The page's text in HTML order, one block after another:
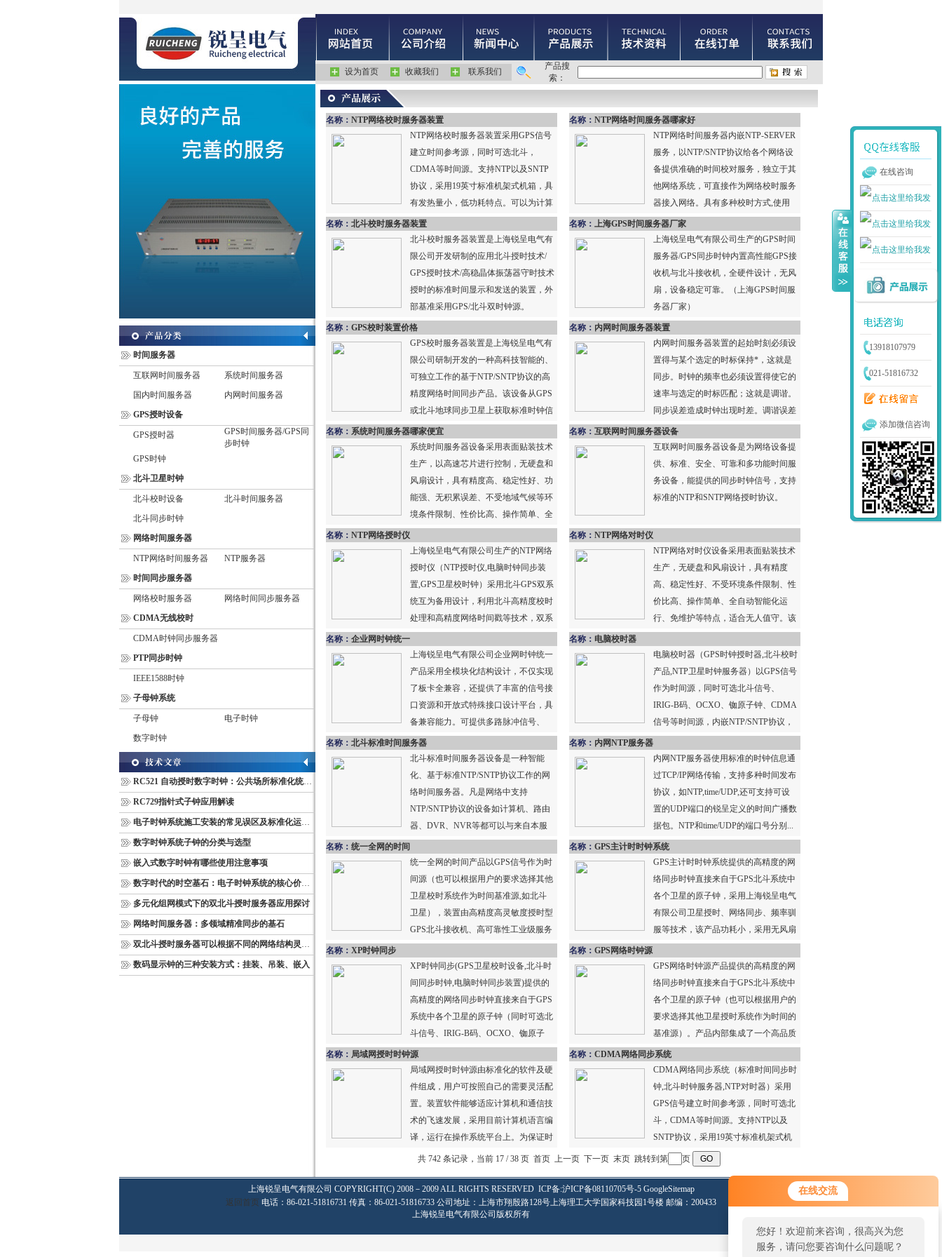
在线交流
您好！欢迎前来咨询，很高兴为您
服务，请问您要咨询什么问题呢？
设为首页 收藏我们 联系我们
产品搜
索：
时间服务器
互联网时间服务器
系统时间服务器
国内时间服务器
内网时间服务器
GPS授时设备
GPS授时器
GPS时间服务器/GPS同
步时钟
GPS时钟
北斗卫星时钟
北斗校时设备
北斗时间服务器
北斗同步时钟
网络时间服务器
NTP网络时间服务器
NTP服务器
时间同步服务器
网络校时服务器
网络时间同步服务器
CDMA无线校时
CDMA时钟同步服务器
PTP同步时钟
IEEE1588时钟
子母钟系统
子母钟
电子时钟
数字时钟
RC521 自动授时数字时钟：公共场所标准化统一计时终端
RC729指针式子钟应用解读
电子时钟系统施工安装的常见误区及标准化运维管理规范
数字时钟系统子钟的分类与选型
嵌入式数字时钟有哪些使用注意事项
数字时代的时空基石：电子时钟系统的核心价值与多维意义
多元化组网模式下的双北斗授时服务器应用探讨
网络时间服务器：多领域精准同步的基石
双北斗授时服务器可以根据不同的网络结构灵活部署
数码显示钟的三种安装方式：挂装、吊装、嵌入
名称： NTP网络校时服务器装置
NTP网络校时服务器装置采用GPS信号
建立时间参考源，同时可选北斗，
CDMA等时间源。支持NTP以及SNTP
协议，采用19英寸标准机架式机箱，具
有发热量小，低功耗特点。可以为计算
机网络、计算机应用系统...
名称： NTP网络时间服务器哪家好
NTP网络时间服务器内嵌NTP-SERVER
服务，以NTP/SNTP协议给各个网络设
备提供准确的时间校对服务，独立于其
他网络系统，可直接作为网络校时服务
器接入网络。具有多种校时方式,使用
方便。（NTP...
名称： 北斗校时服务器装置
北斗校时服务器装置是上海锐呈电气有
限公司开发研制的应用北斗授时技术/
GPS授时技术/高稳晶体振荡器守时技术
授时的标准时间显示和发送的装置，外
部基准采用GPS/北斗双时钟源。
名称： 上海GPS时间服务器厂家
上海锐呈电气有限公司生产的GPS时间
服务器/GPS同步时钟内置高性能GPS接
收机与北斗接收机，全硬件设计，无风
扇，设备稳定可靠。（上海GPS时间服
务器厂家）
名称： GPS校时装置价格
GPS校时服务器装置是上海锐呈电气有
限公司研制开发的一种高科技智能的、
可独立工作的基于NTP/SNTP协议的高
精度网络时间同步产品。该设备从GPS
或北斗地球同步卫星上获取标准时钟信
号信息，将这些标准时...
名称： 内网时间服务器装置
内网时间服务器装置的起始时刻必须设
置得与某个选定的时标保持*，这就是
同步。时钟的频率也必须设置得使它的
速率与选定的时标匹配；这就是调谐。
同步误差造成时钟出现时差。调谐误差
使得时钟出现的时间误差随着时问...
名称： 系统时间服务器哪家便宜
系统时间服务器设备采用表面贴装技术
生产，以高速芯片进行控制，无硬盘和
风扇设计，具有精度高、稳定性好、功
能强、无积累误差、不受地域气候等环
境条件限制、性价比高、操作简单、全
自动智能化运行、免维护等特点，...
名称： 互联网时间服务器设备
互联网时间服务器设备是为网络设备提
供、标准、安全、可靠和多功能时间服
务设备，能提供的同步时钟信号，支持
标准的NTP和SNTP网络授时协议。
名称： NTP网络授时仪
上海锐呈电气有限公司生产的NTP网络
授时仪（NTP授时仪,电脑时钟同步装
置,GPS卫星校时钟）采用北斗GPS双系
统互为备用设计，利用北斗高精度校时
处理和高精度网络时间戳等技术，双系
统对时有效融合，支持...
名称： NTP网络对时仪
NTP网络对时仪设备采用表面贴装技术
生产，无硬盘和风扇设计，具有精度
高、稳定性好、不受环境条件限制、性
价比高、操作简单、全自动智能化运
行、免维护等特点，适合无人值守。该
装置可以为计算机网络、计算机应用...
名称： 企业网时钟统一
上海锐呈电气有限公司企业网时钟统一
产品采用全模块化结构设计，不仅实现
了板卡全兼容，还提供了丰富的信号接
口资源和开放式特殊接口设计平台，具
备兼容能力。可提供多路脉冲信号、
IRIG-B信号、NTP网络信号...
名称： 电脑校时器
电脑校时器（GPS时钟授时器,北斗校时
产品,NTP卫星时钟服务器）以GPS信号
作为时间源，同时可选北斗信号、
IRIG-B码、OCXO、铷原子钟、CDMA
信号等时间源，内嵌NTP/SNTP协议，
同步网络...
名称： 北斗标准时间服务器
北斗标准时间服务器设备是一种智能
化、基于标准NTP/SNTP协议工作的网
络时间服务器。凡是网络中支持
NTP/SNTP协议的设备如计算机、路由
器、DVR、NVR等都可以与来自本服
务器的标准时间源同步。其...
名称： 内网NTP服务器
内网NTP服务器使用标准的时钟信息通
过TCP/IP网络传输，支持多种时间发布
协议，如NTP,time/UDP,还可支持可设
置的UDP端口的锐呈定义的时间广播数
据包。NTP和time/UDP的端口号分别...
名称： 统一全网的时间
统一全网的时间产品以GPS信号作为时
间源（也可以根据用户的要求选择其他
卫星校时系统作为时间基准源,如北斗
卫星），装置由高精度高灵敏度授时型
GPS北斗接收机、高可靠性工业级服务
器主板、和高品质1U/2U...
名称： GPS主计时时钟系统
GPS主计时时钟系统提供的高精度的网
络同步时钟直接来自于GPS北斗系统中
各个卫星的原子钟，采用上海锐呈电气
有限公司卫星授时、网络同步、频率驯
服等技术，该产品功耗小，采用无风扇
设计，全自动智能化运行，免...
名称： XP时钟同步
XP时钟同步(GPS卫星校时设备,北斗时
间同步时钟,电脑时钟同步装置)提供的
高精度的网络同步时钟直接来自于GPS
系统中各个卫星的原子钟（同时可选北
斗信号、IRIG-B码、OCXO、铷原子
钟、CDMA信...
名称： GPS网络时钟源
GPS网络时钟源产品提供的高精度的网
络同步时钟直接来自于GPS北斗系统中
各个卫星的原子钟（也可以根据用户的
要求选择其他卫星授时系统作为时间的
基准源）。产品内部集成了一个高品质
的96通道GPS北斗授时接...
名称： 局域网授时时钟源
局域网授时时钟源由标准化的软件及硬
件组成，用户可按照自己的需要灵活配
置。装置软件能够适应计算机和通信技
术的飞速发展，采用目前计算机语言编
译，运行在操作系统平台上。为保证时
钟系统可靠地运行，在装置的电磁...
名称： CDMA网络同步系统
CDMA网络同步系统（标准时间同步时
钟,北斗时钟服务器,NTP对时器）采用
GPS信号建立时间参考源，同时可选北
斗，CDMA等时间源。支持NTP以及
SNTP协议，采用19英寸标准机架式机
箱，具有发热量小...
共 742 条记录，当前 17 / 38 页 首页 上一页 下一页 末页 跳转到第 页
上海锐呈电气有限公司 COPYRIGHT(C) 2008－2009 ALL RIGHTS RESERVED ICP备:沪ICP备08110705号-5 GoogleSitemap
返回首页 电话：86-021-51816731 传真：86-021-51816733 公司地址：上海市翔殷路128号上海理工大学国家科技园1号楼 邮编：200433
上海锐呈电气有限公司版权所有
在线咨询
13918107979
021-51816732
添加微信咨询